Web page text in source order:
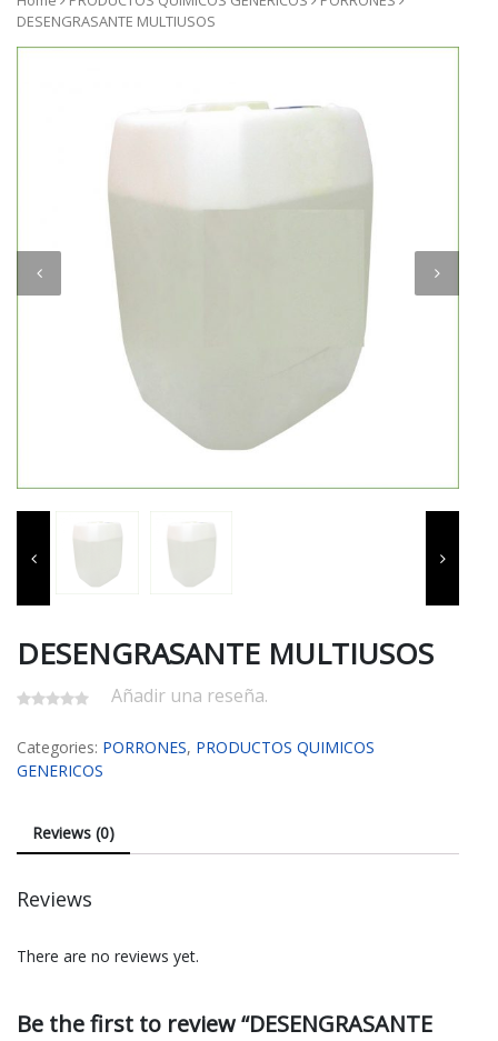
DESENGRASANTE MULTIUSOS
DESENGRASANTE MULTIUSOS
Añadir una reseña.
Categories: PORRONES, PRODUCTOS QUIMICOS
GENERICOS
Reviews (0)
Reviews
There are no reviews yet.
Be the first to review “DESENGRASANTE